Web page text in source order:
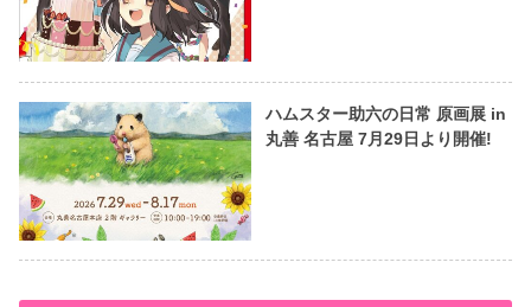
ハムスター助六の日常 原画展 in
丸善 名古屋 7月29日より開催!